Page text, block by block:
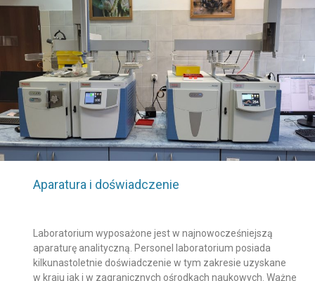
Aparatura i doświadczenie
Laboratorium wyposażone jest w najnowocześniejszą
aparaturę analityczną. Personel laboratorium posiada
kilkunastoletnie doświadczenie w tym zakresie uzyskane
w kraju jak i w zagranicznych ośrodkach naukowych. Ważne